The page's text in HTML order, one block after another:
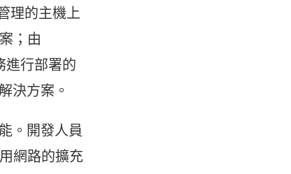
啟
)
理的主機上
；由
進行部署的
決方案。
。開發人員
網路的擴充